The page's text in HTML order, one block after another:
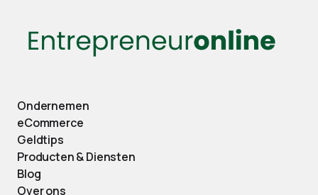
Ondernemen
eCommerce
Geldtips
Producten & Diensten
Blog
Over ons